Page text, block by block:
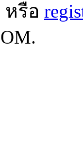
หรือ